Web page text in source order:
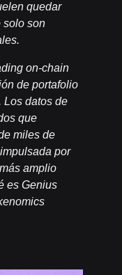
quedar
solo son
on-chain
de portafolio
Los datos de
que
miles de
por
amplio
es Genius